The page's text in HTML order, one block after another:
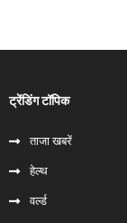
ट्रेंडिंग टॉपिक
ताजा खबरें
हेल्‍थ
वर्ल्ड